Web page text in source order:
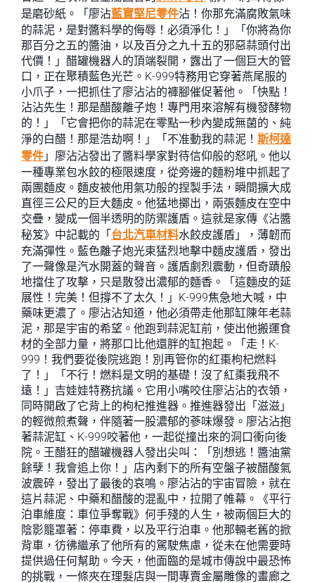
是磨砂紙。「廖沾藍寶堅尼零件沾！你那充滿腐敗氣味
的蒜泥，是對醬料學的侮辱！必須淨化！」「你將為你
那百分之五的醬油，以及百分之九十五的邪惡蒜頭付出
代價！」醋罐機器人的頂端裂開，露出了一個巨大的管
口，正在聚積藍色光芒。K-999特務用它穿著燕尾服的
小爪子，一把抓住了廖沾沾的褲腳催促著他。「快點！
沾沾先生！那是醋酸離子炮！專門用來溶解有機發酵物
的！」「它會把你的蒜泥在零點一秒內變成無菌的、純
淨的白醋！那是浩劫啊！」「不准動我的蒜泥！ 斯柯達
零件 」廖沾沾發出了醬料學家對待信仰般的怒吼。他以
一種專業包水餃的極限速度，從旁邊的麵粉堆中抓起了
兩團麵皮。麵皮被他用氣功般的捏製手法，瞬間擴大成
直徑三公尺的巨大麵皮。他猛地擲出，兩張麵皮在空中
交疊，變成一個半透明的防禦護盾。這就是家傳《沾醬
秘笈》中記載的「台北汽車材料水餃皮護盾」，薄韌而
充滿彈性。藍色離子炮光束猛烈地擊中麵皮護盾，發出
了一聲像是汽水開蓋的聲音。護盾劇烈震動，但奇蹟般
地擋住了攻擊，只是散發出濃郁的麵香。「這麵皮的延
展性！完美！但撐不了太久！」K-999焦急地大喊，中
藥味更濃了。廖沾沾知道，他必須帶走他那缸陳年老蒜
泥，那是宇宙的希望。他跑到蒜泥缸前，使出他搬運食
材的全部力量，將那口比他還胖的缸抱起。「走！K-
999！我們要從後院逃跑！別再管你的紅棗枸杞燃料
了！」「不行！燃料是文明的基礎！沒了紅棗我飛不
遠！」吉娃娃特務抗議。它用小嘴咬住廖沾沾的衣領，
同時開啟了它背上的枸杞推進器。推進器發出「滋滋」
的輕微煎煮聲，伴隨著一股濃郁的蔘味爆發。廖沾沾抱
著蒜泥缸、K-999咬著他，一起從撞出來的洞口衝向後
院。王醋狂的醋罐機器人發出尖叫：「別想逃！醬油黨
餘孽！我會追上你！」店內剩下的所有空盤子被醋酸氣
波震碎，發出了最後的哀鳴。廖沾沾的宇宙冒險，就在
這片蒜泥、中藥和醋酸的混亂中，拉開了帷幕。《平行
泊車維度：車位爭奪戰》何手殘的人生，被兩個巨大的
陰影籠罩著：停車費，以及平行泊車。他那輛老舊的掀
背車，彷彿繼承了他所有的駕駛焦慮，從未在他需要時
提供過任何幫助。今天，他面臨的是城市傳說中最恐怖
的挑戰，一條夾在理髮店與一間專賣金屬雕像的畫廊之